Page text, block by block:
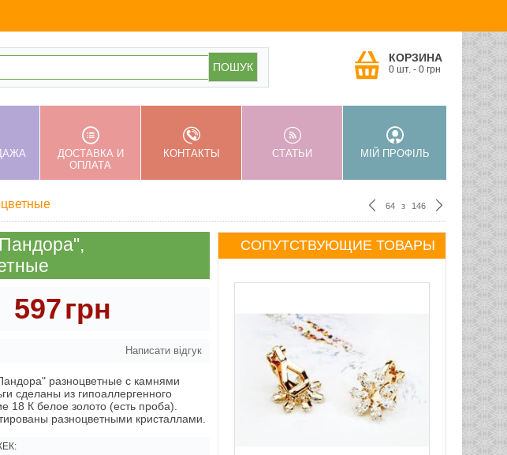
КОРЗИНА
0 шт. - 0 грн
ДОСТАВКА И
ОПЛАТА
КОНТАКТЫ СТАТЬИ МІЙ ПРОФІЛЬ
64 з 146
597грн
Написати відгук
разноцветные с камнями
сделаны из гипоаллергенного
18 К белое золото (есть проба).
разноцветными кристаллами.
СОПУТСТВУЮЩИЕ ТОВАРЫ